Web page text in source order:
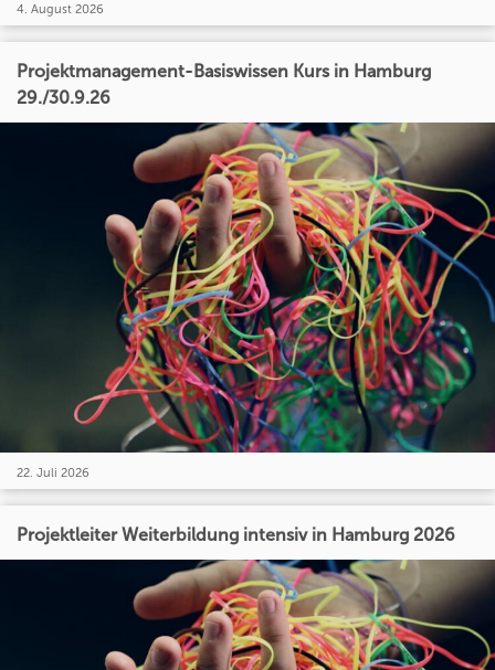
4. August 2026
Projektmanagement-Basiswissen Kurs in Hamburg
29./30.9.26
22. Juli 2026
Projektleiter Weiterbildung intensiv in Hamburg 2026